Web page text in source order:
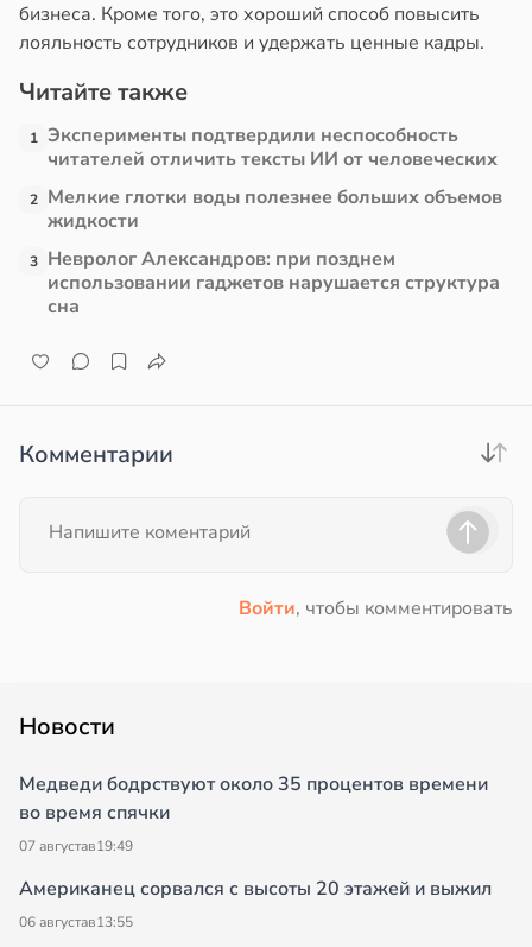
бизнеса. Кроме того, это хороший способ повысить
лояльность сотрудников и удержать ценные кадры.
Читайте также
1 Эксперименты подтвердили неспособность
читателей отличить тексты ИИ от человеческих
2 Мелкие глотки воды полезнее больших объемов
жидкости
3 Невролог Александров: при позднем
использовании гаджетов нарушается структура
сна
Комментарии
Войти, чтобы комментировать
Новости
Медведи бодрствуют около 35 процентов времени
во время спячки
07 августав19:49
Американец сорвался с высоты 20 этажей и выжил
06 августав13:55